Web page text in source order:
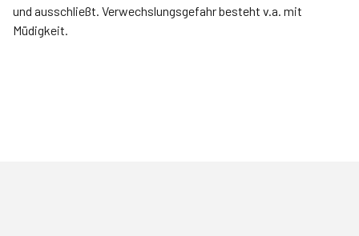
und ausschließt. Verwechslungsgefahr besteht v.a. mit
Müdigkeit.